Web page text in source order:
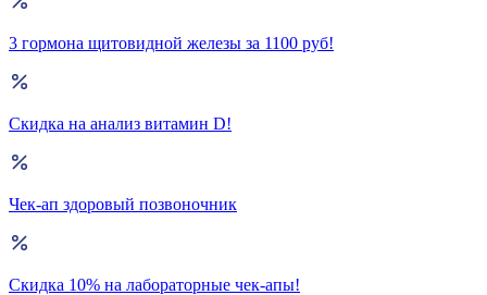
3 гормона щитовидной железы за 1100 руб!
Скидка на анализ витамин D!
Чек-ап здоровый позвоночник
Скидка 10% на лабораторные чек-апы!